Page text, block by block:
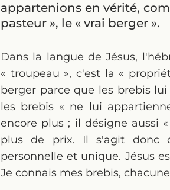
appartenions en vérité,
pasteur », le « vrai berger ».
Dans la langue de Jésus,
« troupeau », c'est la «
berger parce que les brebis
les brebis « ne lui
encore plus ; il désigne aussi
plus de prix. Il s'agit donc
personnelle et unique. Jésus
Je connais mes brebis,